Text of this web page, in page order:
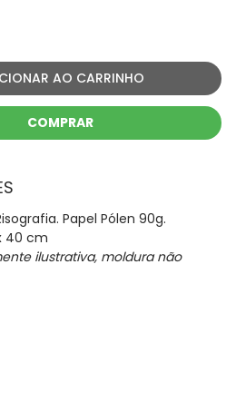
AO CARRINHO
COMPRAR
Papel Pólen 90g.
40 cm
ilustrativa, moldura não